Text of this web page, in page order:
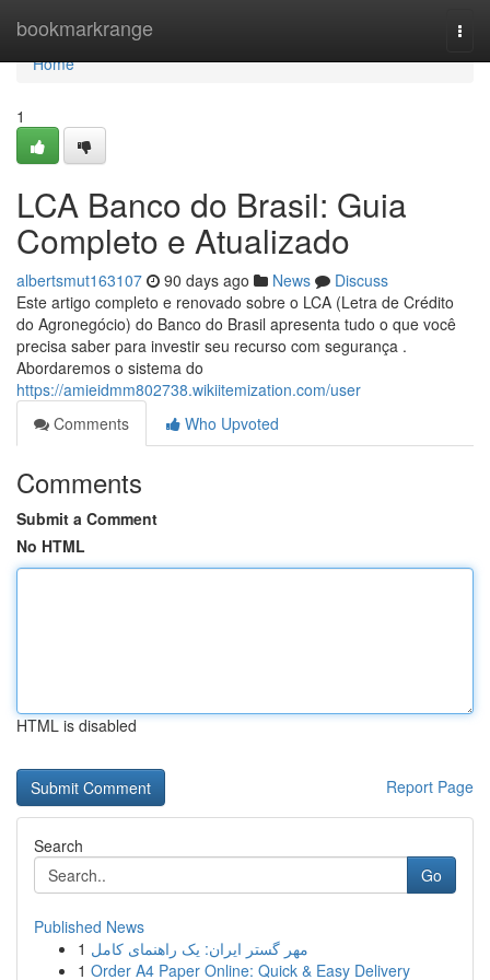
bookmarkrange
Home
Home
1
LCA Banco do Brasil: Guia
Completo e Atualizado
albertsmut163107 90 days ago News
Discuss
Este artigo completo e renovado sobre o LCA (Letra de Crédito
do Agronegócio) do Banco do Brasil apresenta tudo o que você
precisa saber para investir seu recurso com segurança .
Abordaremos o sistema do
https://amieidmm802738.wikiitemization.com/user
Comments
Who Upvoted
Comments
Submit a Comment
No HTML
HTML is disabled
Report Page
Search
Go
Published News
1 مهر گستر ایران: یک راهنمای کامل
1 Order A4 Paper Online: Quick & Easy Delivery